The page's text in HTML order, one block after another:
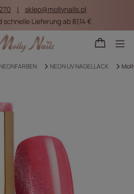
sklep@mollynails.pl
Lieferung ab 81,14 €
NEONFARBEN NEON UV NAGELLACK